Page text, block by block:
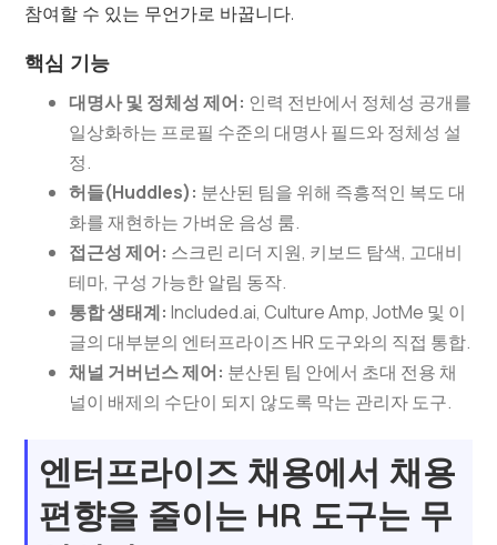
참여할 수 있는 무언가로 바꿉니다.
핵심 기능
대명사 및 정체성 제어: 인력 전반에서 정체성 공개를
일상화하는 프로필 수준의 대명사 필드와 정체성 설
정.
허들(Huddles): 분산된 팀을 위해 즉흥적인 복도 대
화를 재현하는 가벼운 음성 룸.
접근성 제어: 스크린 리더 지원, 키보드 탐색, 고대비
테마, 구성 가능한 알림 동작.
통합 생태계:Included.ai, Culture Amp, JotMe 및 이
글의 대부분의 엔터프라이즈 HR 도구와의 직접 통합.
채널 거버넌스 제어: 분산된 팀 안에서 초대 전용 채
널이 배제의 수단이 되지 않도록 막는 관리자 도구.
엔터프라이즈 채용에서 채용
편향을 줄이는 HR 도구는 무